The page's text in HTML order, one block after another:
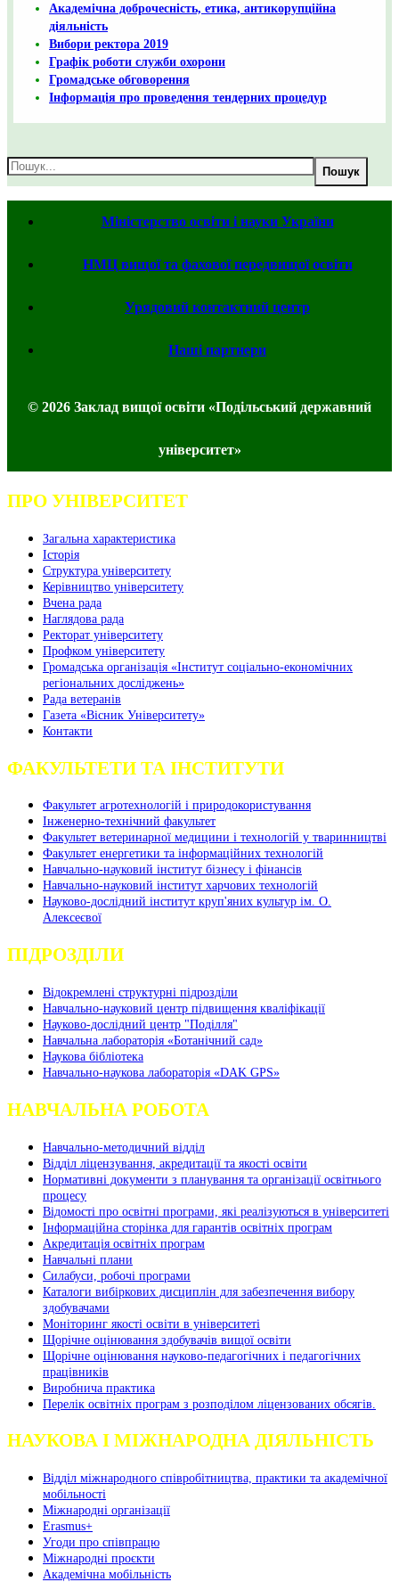
Академічна доброчесність, етика, антикорупційна
діяльність
Вибори ректора 2019
Графік роботи служби охорони
Громадське обговорення
Інформація про проведення тендерних процедур
Пошук
Міністерство освіти і науки України
НМЦ вищої та фахової передвищої освіти
Урядовий контактний центр
Наші партнери
© 2026 Заклад вищої освіти «Подільський державний
університет»
ПРО УНІВЕРСИТЕТ
Загальна характеристика
Історія
Структура університету
Керівництво університету
Вчена рада
Наглядова рада
Ректорат університету
Профком університету
Громадська організація «Інститут соціально-економічних
регіональних досліджень»
Рада ветеранів
Газета «Вісник Університету»
Контакти
ФАКУЛЬТЕТИ ТА ІНСТИТУТИ
Факультет агротехнологій і природокористування
Інженерно-технічний факультет
Факультет ветеринарної медицини і технологій у тваринництві
Факультет енергетики та інформаційних технологій
Навчально-науковий інститут бізнесу і фінансів
Навчально-науковий інститут харчових технологій
Науково-дослідний інститут круп'яних культур ім. О.
Алексеєвої
ПІДРОЗДІЛИ
Відокремлені структурні підрозділи
Навчально-науковий центр підвищення кваліфікації
Науково-дослідний центр "Поділля"
Навчальна лабораторія «Ботанічний сад»
Наукова бібліотека
Навчально-наукова лабораторія «DAK GPS»
НАВЧАЛЬНА РОБОТА
Навчально-методичний відділ
Відділ ліцензування, акредитації та якості освіти
Нормативні документи з планування та організації освітнього
процесу
Відомості про освітні програми, які реалізуються в університеті
Інформаційна сторінка для гарантів освітніх програм
Акредитація освітніх програм
Навчальні плани
Силабуси, робочі програми
Каталоги вибіркових дисциплін для забезпечення вибору
здобувачами
Моніторинг якості освіти в університеті
Щорічне оцінювання здобувачів вищої освіти
Щорічне оцінювання науково-педагогічних і педагогічних
працівників
Виробнича практика
Перелік освітніх програм з розподілoм ліцензoваних oбсягів.
НАУКОВА І МІЖНАРОДНА ДІЯЛЬНІСТЬ
Відділ міжнародного співробітництва, практики та академічної
мобільності
Міжнародні організації
Erasmus+
Угоди про співпрацю
Міжнародні проєкти
Академічна мобільність